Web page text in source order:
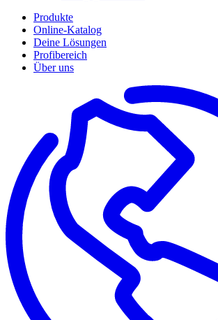
Produkte
Online-Katalog
Deine Lösungen
Profibereich
Über uns